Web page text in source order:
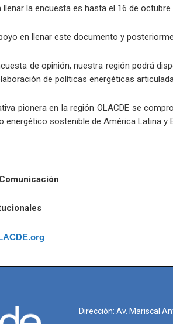
la encuesta es hasta el 16 de octubre
en llenar este documento y
de opinión, nuestra región podrá
de políticas energéticas
pionera en la región OLACDE se
energético sostenible de América Latina y
Dirección: Av. Mariscal